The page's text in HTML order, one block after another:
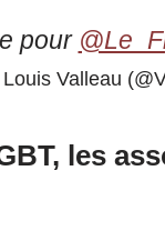
pour
Valleau
les